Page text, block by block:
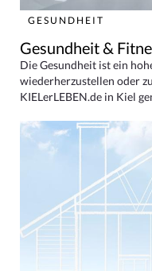
GESUNDHEIT
Gesundheit &
Die Gesundheit ist ein
wiederherzustellen oder
KIELerLEBEN.de in Kiel